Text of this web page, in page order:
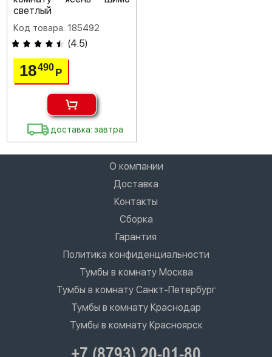
светлый
Код товара: 185492
(4.5)
18490Р
доставка: завтра
О компании
Доставка
Контакты
Сборка
Гарантия
Политика конфиденциальности
Тумбы в комнату Москва
Тумбы в комнату Санкт-Петербург
Тумбы в комнату Краснодар
Тумбы в комнату Красноярск